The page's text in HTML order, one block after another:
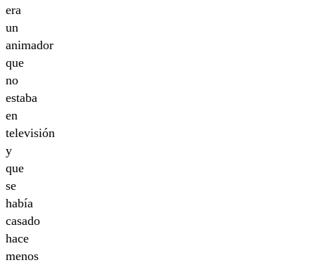
era
un
animador
que
no
estaba
en
televisión
y
que
se
había
casado
hace
menos